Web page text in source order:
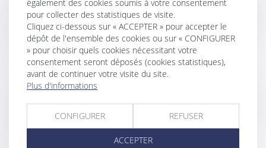
avoués de PARIS et a également participé à la rédaction de la
réforme de la procédure d’appel issue du décret du 9
décembre 2009 dit « Magendie ».
Spécialiste de la procédure d’appel, elle bénéficie d’une
expertise reconnue en stratégie et technique procédurales et
rédaction des conclusions d’appel.
également des cookies soumis à votre consentement
pour collecter des statistiques de visite.
Cliquez ci-dessous sur « ACCEPTER » pour accepter le
dépôt de l'ensemble des cookies ou sur « CONFIGURER
» pour choisir quels cookies nécessitant votre
consentement seront déposés (cookies statistiques),
avant de continuer votre visite du site.
Plus d'informations
CONFIGURER REFUSER
ACCEPTER